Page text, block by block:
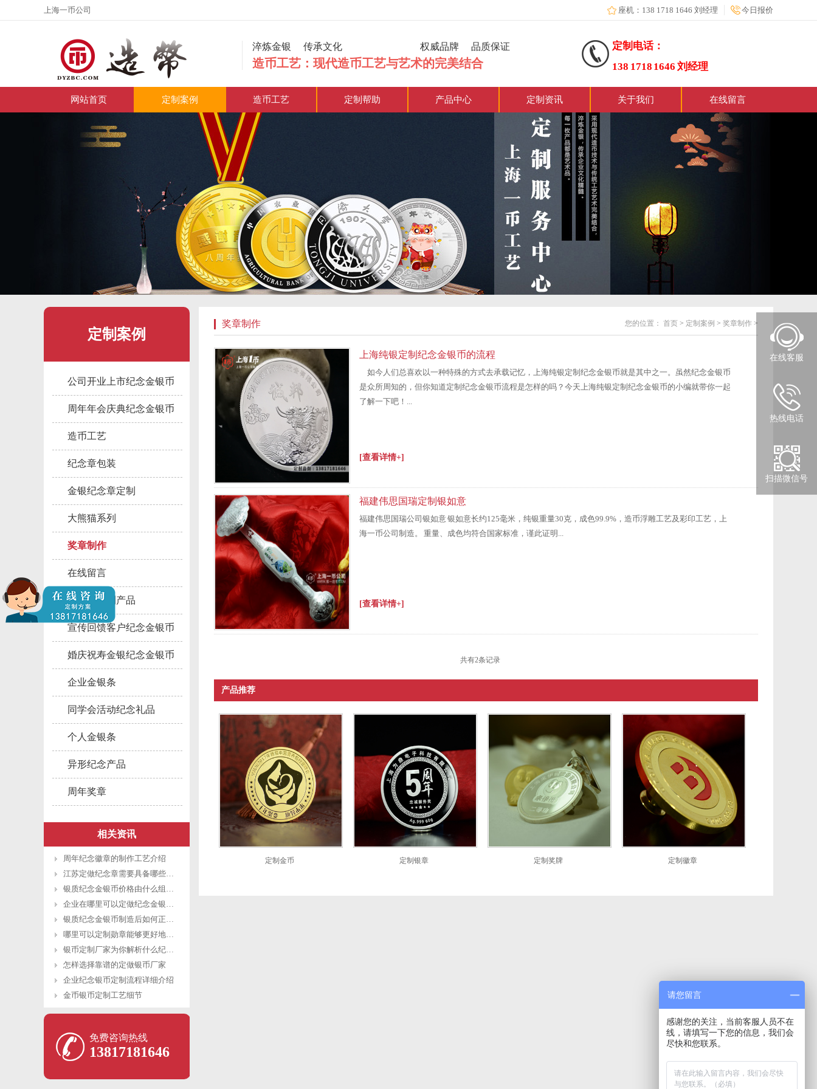
上海一币公司 座机：138 1718 1646 刘经理 今日报价
淬炼金银 传承文化 权威品牌 品质保证
造币工艺：现代造币工艺与艺术的完美结合
定制电话：
138 1718 1646 刘经理
网站首页 定制案例 造币工艺 定制帮助 产品中心 定制资讯 关于我们 在线留言
定制案例
公司开业上市纪念金银币
周年年会庆典纪念金银币
造币工艺
纪念章包装
金银纪念章定制
大熊猫系列
奖章制作
在线留言
大铜章定制产品
宣传回馈客户纪念金银币
婚庆祝寿金银纪念金银币
企业金银条
同学会活动纪念礼品
个人金银条
异形纪念产品
周年奖章
相关资讯
周年纪念徽章的制作工艺介绍
江苏定做纪念章需要具备哪些条件？
银质纪念金银币价格由什么组成？
企业在哪里可以定做纪念金银币？
银质纪念金银币制造后如何正确保养维护
哪里可以定制勋章能够更好地突出价值？
银币定制厂家为你解析什么纪念金银币更有收藏价值
怎样选择靠谱的定做银币厂家
企业纪念银币定制流程详细介绍
金币银币定制工艺细节
免费咨询热线
13817181646
奖章制作 您的位置： 首页 > 定制案例 > 奖章制作 >
上海纯银定制纪念金银币的流程
如今人们总喜欢以一种特殊的方式去承载记忆，上海纯银定制纪念金银币就是其中之一。虽然纪念金银币
是众所周知的，但你知道定制纪念金银币流程是怎样的吗？今天上海纯银定制纪念金银币的小编就带你一起
了解一下吧！...
[查看详情+]
福建伟思国瑞定制银如意
福建伟思国瑞公司银如意 银如意长约125毫米，纯银重量30克，成色99.9%，造币浮雕工艺及彩印工艺，上
海一币公司制造。 重量、成色均符合国家标准，谨此证明...
[查看详情+]
共有2条记录
产品推荐
定制金币 定制银章 定制奖牌 定制徽章
在线客服
热线电话
扫描微信号
请您留言
感谢您的关注，当前客服人员不在
线，请填写一下您的信息，我们会
尽快和您联系。